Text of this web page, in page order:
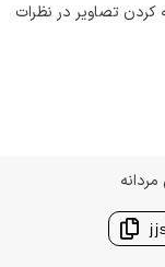
کردن تصاویر در نظرات